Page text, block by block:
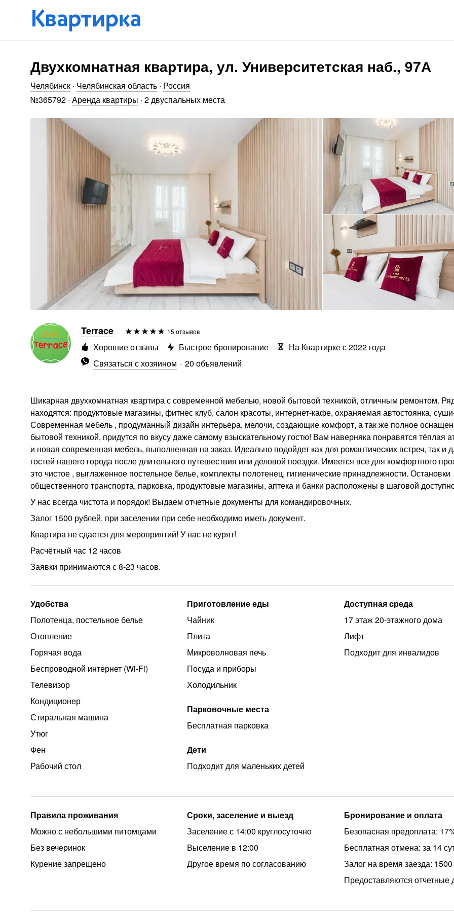
Двухкомнатная квартира, ул. Университетская наб., 97А
Челябинск · Челябинская область · Россия
№365792 · Аренда квартиры · 2 двуспальных места
Terrace 15 отзывов
Связаться с хозяином 20 объявлений
Хорошие отзывы Быстрое бронирование На Квартирке с 2022 года
Шикарная двухкомнатная квартира с современной мебелью, новой бытовой техникой, отличным ремонтом.
находятся: продуктовые магазины, фитнес клуб, салон красоты, интернет-кафе, охраняемая автостоянка,
Современная мебель , продуманный дизайн интерьера, мелочи, создающие комфорт, а так же полное
бытовой техникой, придутся по вкусу даже самому взыскательному гостю! Вам наверняка понравятся тёплая
и новая современная мебель, выполненная на заказ. Идеально подойдет как для романтических встреч, так и
гостей нашего города после длительного путешествия или деловой поездки. Имеется все для комфортного
это чистое , выглаженное постельное белье, комплекты полотенец, гигиенические принадлежности. Остановки
общественного транспорта, парковка, продуктовые магазины, аптека и банки расположены в шаговой
У нас всегда чистота и порядок! Выдаем отчетные документы для командировочных.
Залог 1500 рублей, при заселении при себе необходимо иметь документ.
Квартира не сдается для мероприятий! У нас не курят!
Расчётный час 12 часов
Заявки принимаются с 8-23 часов.
Удобства
Полотенца, постельное белье
Отопление
Горячая вода
Беспроводной интернет (Wi‑Fi)
Телевизор
Кондиционер
Стиральная машина
Утюг
Фен
Рабочий стол
Приготовление еды
Чайник
Плита
Микроволновая печь
Посуда и приборы
Холодильник
Парковочные места
Бесплатная парковка
Дети
Подходит для маленьких детей
Доступная среда
17 этаж 20-этажного дома
Лифт
Подходит для инвалидов
Правила проживания
Можно с небольшими питомцами
Без вечеринок
Курение запрещено
Сроки, заселение и выезд
Заселение с 14:00 круглосуточно
Выселение в 12:00
Другое время по согласованию
Бронирование и оплата
Безопасная предоплата:
Бесплатная отмена: за 14
Залог на время заезда:
Предоставляются отчетные